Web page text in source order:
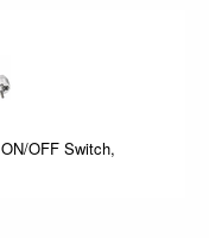
OFF Switch,